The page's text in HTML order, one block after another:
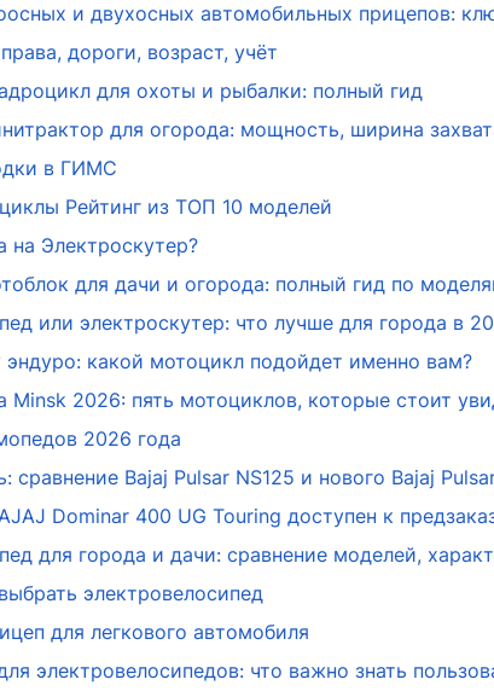
и двухосных автомобильных прицепов:
дороги, возраст, учёт
для охоты и рыбалки: полный гид
для огорода: мощность, ширина
в ГИМС
Рейтинг из ТОП 10 моделей
Электроскутер?
для дачи и огорода: полный гид по
или электроскутер: что лучше для города в
эндуро: какой мотоцикл подойдет именно вам?
Minsk 2026: пять мотоциклов, которые стоит
2026 года
сравнение Bajaj Pulsar NS125 и нового Bajaj
Dominar 400 UG Touring доступен к
для города и дачи: сравнение моделей,
электровелосипед
для легкового автомобиля
электровелосипедов: что важно знать